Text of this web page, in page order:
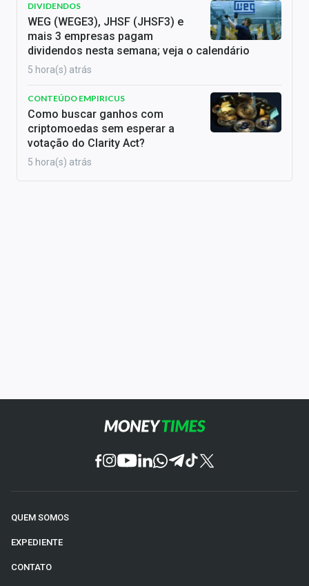
DIVIDENDOS
WEG (WEGE3), JHSF (JHSF3) e
mais 3 empresas pagam
dividendos nesta semana; veja o calendário
5 hora(s) atrás
CONTEÚDO EMPIRICUS
Como buscar ganhos com
criptomoedas sem esperar a
votação do Clarity Act?
5 hora(s) atrás
QUEM SOMOS
EXPEDIENTE
CONTATO